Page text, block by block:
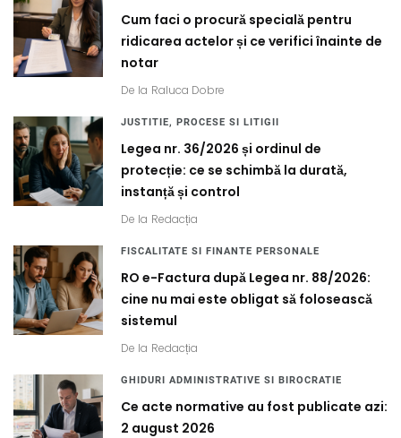
Cum faci o procură specială pentru
ridicarea actelor și ce verifici înainte de
notar
De la Raluca Dobre
JUSTITIE, PROCESE SI LITIGII
Legea nr. 36/2026 și ordinul de
protecție: ce se schimbă la durată,
instanță și control
De la Redacția
FISCALITATE SI FINANTE PERSONALE
RO e-Factura după Legea nr. 88/2026:
cine nu mai este obligat să folosească
sistemul
De la Redacția
GHIDURI ADMINISTRATIVE SI BIROCRATIE
Ce acte normative au fost publicate azi:
2 august 2026